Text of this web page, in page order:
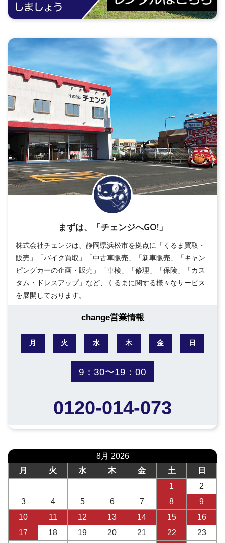
まずは、「チェンジへGO!」
株式会社チェンジは、静岡県浜松市を拠点に「くるま買取・
販売」「バイク買取」「中古車販売」「新車販売」「キャン
ピングカーの企画・販売」「車検」「修理」「保険」「カス
タム・ドレスアップ」など、くるまに関する様々なサービス
を展開しております。
change営業情報
月 火 水 木 金 日
9：30〜19：00
0120-014-073
8月 2026
月
火 水 木 金 土
日
1
2
3
4 5 6 7 8
9
10
11 12 13 14 15
16
17
18 19 20 21 22
23